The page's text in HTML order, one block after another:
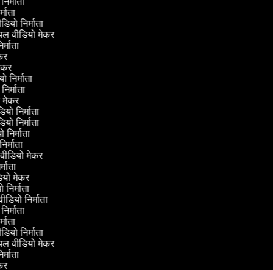
निर्माता
वीडियो मेकर
निर्माता
मेकर
निर्माता
निर्माता
निर्माता
मेकर
मेकर
निर्माता
निर्माता
निर्माता
वीडियो मेकर